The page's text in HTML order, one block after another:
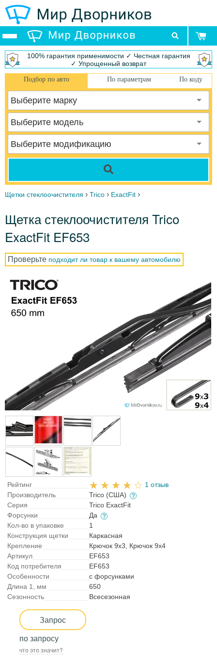
100% гарантия применимости ✓ Честная гарантия
✓ Упрощенный возврат
Подбор по авто По параметрам По коду
Выберите марку
Выберите модель
Выберите модификацию
Щетки стеклоочистителя › Trico › ExactFit ›
Щетка стеклоочистителя Trico
ExactFit EF653
Проверьте подходит ли товар к вашему автомобилю
Рейтинг
1 отзыв
Производитель
Trico (США)
Серия
Trico ExactFit
Форсунки
Да
Кол-во в упаковке
1
Конструкция щетки
Каркасная
Крепление
Крючок 9x3, Крючок 9x4
Артикул
EF653
Код потребителя
EF653
Особенности
с форсунками
Длина 1, мм
650
Сезонность
Всесезонная
Запрос
по запросу
что это значит?